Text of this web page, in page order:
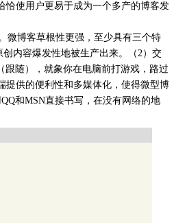
恰使用户更易于成为一个多产的博客发
微博客草根性更强，至少具有三个特
内容爆发性地被生产出来。（2）交
随），就象你在电脑前打游戏，路过
提供的便利性和多媒体化，使得微型博
和MSN直接书写，在没有网络的地